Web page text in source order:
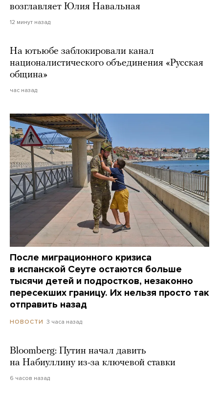
возглавляет Юлия Навальная
12 минут назад
На ютьюбе заблокировали канал
националистического объединения «Русская
община»
час назад
После миграционного кризиса
в испанской Сеуте остаются больше
тысячи детей и подростков, незаконно
пересекших границу. Их нельзя просто так
отправить назад
НОВОСТИ 3 часа назад
Bloomberg: Путин начал давить
на Набиуллину из-за ключевой ставки
6 часов назад